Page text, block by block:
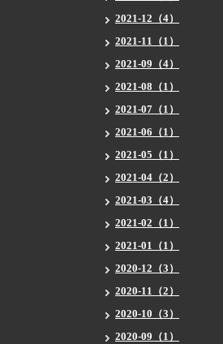
2021-12（4）
2021-11（1）
2021-09（4）
2021-08（1）
2021-07（1）
2021-06（1）
2021-05（1）
2021-04（2）
2021-03（4）
2021-02（1）
2021-01（1）
2020-12（3）
2020-11（2）
2020-10（3）
2020-09（1）